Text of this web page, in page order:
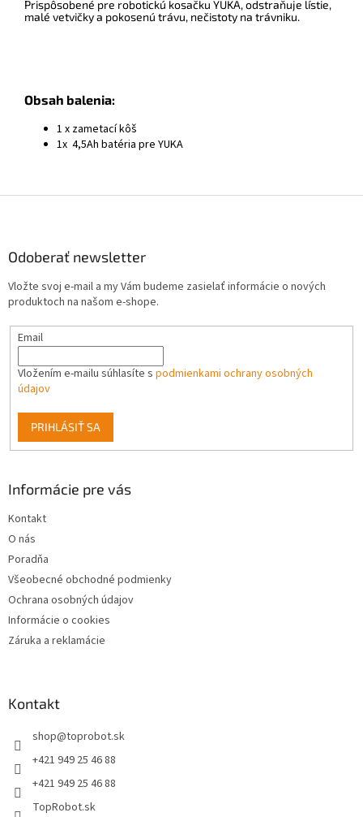
Prispôsobené pre robotickú kosačku YUKA, odstraňuje lístie,
malé vetvičky a pokosenú trávu, nečistoty na trávniku.
Obsah balenia:
1 x zametací kôš
1x 4,5Ah batéria pre YUKA
Odoberať newsletter
Vložte svoj e-mail a my Vám budeme zasielať informácie o nových
produktoch na našom e-shope.
Email
Vložením e-mailu súhlasíte s podmienkami ochrany osobných
údajov
PRIHLÁSIŤ SA
Informácie pre vás
Kontakt
O nás
Poradňa
Všeobecné obchodné podmienky
Ochrana osobných údajov
Informácie o cookies
Záruka a reklamácie
Kontakt
shop@toprobot.sk
+421 949 25 46 88
+421 949 25 46 88
TopRobot.sk